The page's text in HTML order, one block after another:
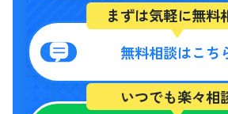
まずは気軽に無料
無料相談はこち
いつでも楽々相